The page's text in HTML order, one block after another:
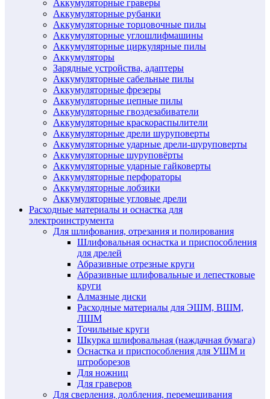
Аккумуляторные граверы
Аккумуляторные рубанки
Аккумуляторные торцовочные пилы
Аккумуляторные углошлифмашины
Аккумуляторные циркулярные пилы
Аккумуляторы
Зарядные устройства, адаптеры
Аккумуляторные сабельные пилы
Аккумуляторные фрезеры
Аккумуляторные цепные пилы
Аккумуляторные гвоздезабиватели
Аккумуляторные краскораспылители
Аккумуляторные дрели шуруповерты
Аккумуляторные ударные дрели-шуруповерты
Аккумуляторные шуруповёрты
Аккумуляторные ударные гайковерты
Аккумуляторные перфораторы
Аккумуляторные лобзики
Аккумуляторные угловые дрели
Расходные материалы и оснастка для
электроинструмента
Для шлифования, отрезания и полирования
Шлифовальная оснастка и приспособления
для дрелей
Абразивные отрезные круги
Абразивные шлифовальные и лепестковые
круги
Алмазные диски
Расходные материалы для ЭШМ, ВШМ,
ЛШМ
Точильные круги
Шкурка шлифовальная (наждачная бумага)
Оснастка и приспособления для УШМ и
штроборезов
Для ножниц
Для граверов
Для сверления, долбления, перемешивания